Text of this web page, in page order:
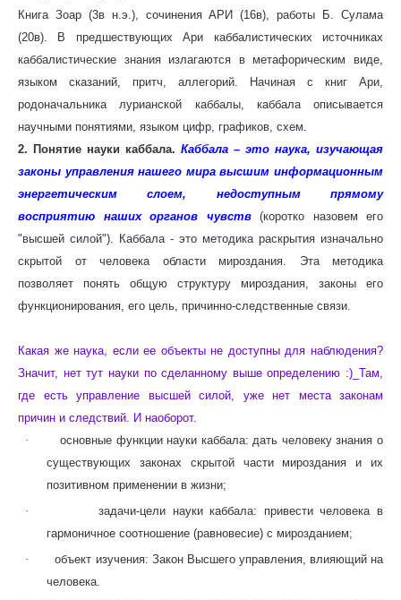
Книга Зоар (3в н.э.), сочинения АРИ (16в), работы Б. Сулама
(20в). В предшествующих Ари каббалистических источниках
каббалистические знания излагаются в метафорическим виде,
языком сказаний, притч, аллегорий. Начиная с книг Ари,
родоначальника лурианской каббалы, каббала описывается
научными понятиями, языком цифр, графиков, схем.
2. Понятие науки каббала. Каббала – это наука, изучающая
законы управления нашего мира высшим информационным
энергетическим слоем, недоступным прямому
восприятию наших органов чувств(коротко назовем его
"высшей силой"). Каббала - это методика раскрытия изначально
скрытой от человека области мироздания. Эта методика
позволяет понять общую структуру мироздания, законы его
функционирования, его цель, причинно-следственные связи.
Какая же наука, если ее объекты не доступны для наблюдения?
Значит, нет тут науки по сделанному выше определению :)_Там,
где есть управление высшей силой, уже нет места законам
причин и следствий. И наоборот.
·
основные функции науки каббала: дать человеку знания о
существующих законах скрытой части мироздания и их
позитивном применении в жизни;
·
задачи-цели науки каббала: привести человека в
гармоничное соотношение (равновесие) с мирозданием;
·
объект изучения: Закон Высшего управления, влияющий на
человека.